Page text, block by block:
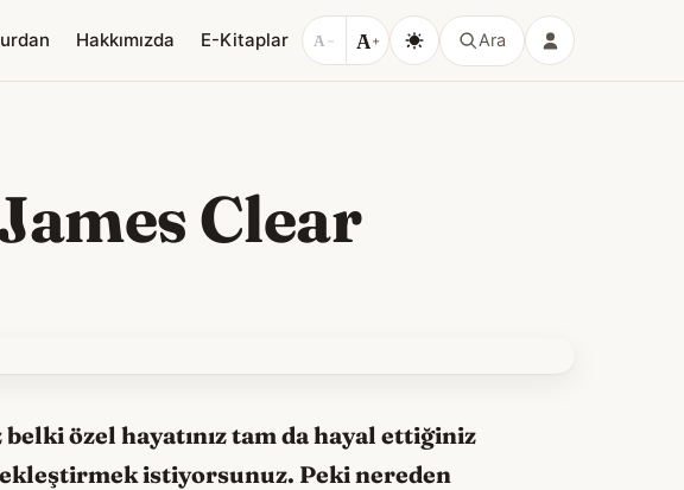
Hakkımızda E-Kitaplar A − A+ Ara
Clear
özel hayatınız tam da hayal ettiğiniz
istiyorsunuz. Peki nereden